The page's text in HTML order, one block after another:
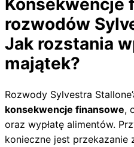
rozwodów
Jak rozstania
majątek?
Rozwody Sylvestra
konsekwencje finansowe,
oraz wypłatę alimentów.
konieczne jest przekazanie